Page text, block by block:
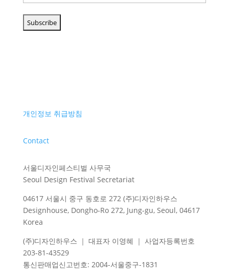
개인정보 취급방침
Contact
서울디자인페스티벌 사무국
Seoul Design Festival Secretariat
04617 서울시 중구 동호로 272 (주)디자인하우스
Designhouse, Dongho-Ro 272, Jung-gu, Seoul, 04617
Korea
(주)디자인하우스 ｜ 대표자 이영혜 ｜ 사업자등록번호
203-81-43529
통신판매업신고번호: 2004-서울중구-1831